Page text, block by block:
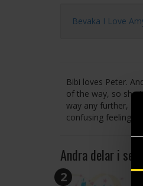
Bevaka I Love
Bibi loves Peter.
of the way, so she
way any further,
confusing feeling.
Andra delar i serien
2